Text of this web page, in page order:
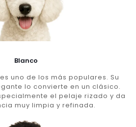
Blanco
uno de los más populares. Su
lo convierte en un clásico.
el pelaje rizado y da
muy limpia y refinada.